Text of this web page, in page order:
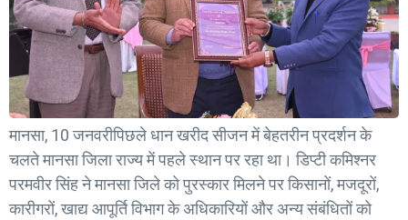
मानसा, 10 जनवरीपिछले धान खरीद सीजन में बेहतरीन प्रदर्शन के
चलते मानसा जिला राज्य में पहले स्थान पर रहा था। डिप्टी कमिश्नर
परमवीर सिंह ने मानसा जिले को पुरस्कार मिलने पर किसानों, मजदूरों,
कारीगरों, खाद्य आपूर्ति विभाग के अधिकारियों और अन्य संबंधितों को